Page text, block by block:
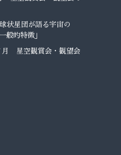
状星団が語る宇宙の
般的特徴」
月 星空観賞会・観望会